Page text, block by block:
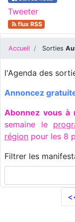
Tweeter
flux RSS
Accueil Sorties
l'Agenda des
Annoncez
Abonnez vous à
semaine le
région pour les 8
Filtrer les